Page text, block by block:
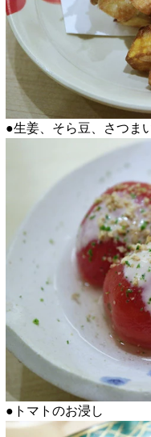
●生姜、そら豆、さつま
●トマトのお浸し